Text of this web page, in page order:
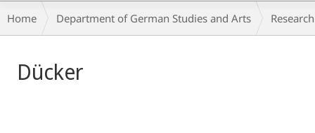
Content
Breadcrumb-
Navigation
Home Department of German Studies and Arts
Dücker